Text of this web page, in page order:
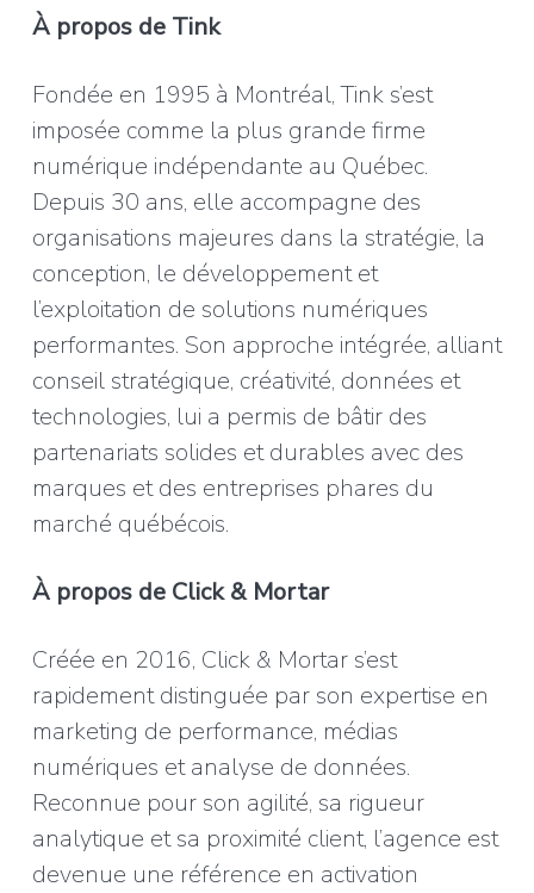
À propos de Tink
Fondée en 1995 à Montréal, Tink s’est
imposée comme la plus grande firme
numérique indépendante au Québec.
Depuis 30 ans, elle accompagne des
organisations majeures dans la stratégie, la
conception, le développement et
l’exploitation de solutions numériques
performantes. Son approche intégrée, alliant
conseil stratégique, créativité, données et
technologies, lui a permis de bâtir des
partenariats solides et durables avec des
marques et des entreprises phares du
marché québécois.
À propos de Click & Mortar
Créée en 2016, Click & Mortar s’est
rapidement distinguée par son expertise en
marketing de performance, médias
numériques et analyse de données.
Reconnue pour son agilité, sa rigueur
analytique et sa proximité client, l’agence est
devenue une référence en activation